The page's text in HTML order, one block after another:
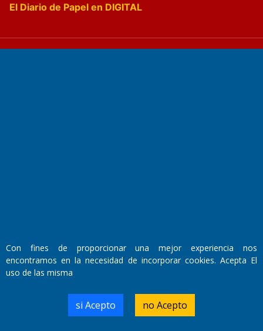
El Diario de Papel en DIGITAL
Santa Rosa, La Pampa.
Número de Registro DNDA:
RL-2019-55551274-APN-DNDA#MJ
Con fines de proporcionar una mejor experiencia nos
encontramos en la necesidad de incorporar cookies. Acepta El
uso de las misma
si Acepto no Acepto